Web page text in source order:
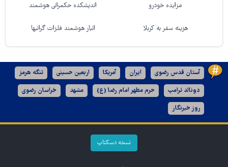
مزایده خودرو اندیشکده حکمرانی هوشمند
هزینه سفر به کربلا انبار هوشمند فلزات گرانبها
آستان قدس رضوی ایران آمریکا اربعین حسینی تنگه هرمز
دونالد ترامپ حرم مطهر امام رضا (ع) مشهد خراسان رضوی
روز خبرنگار
نسخه دسکتاپ